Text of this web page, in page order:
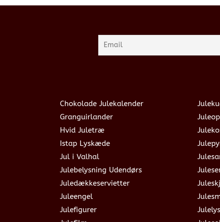
Chokolade Julekalender
Granguirlander
Hvid Juletræ
Istap Lyskæde
Jul i Valhal
Julebelysning Udendørs
Juledækkeservietter
Juleengel
Julefigurer